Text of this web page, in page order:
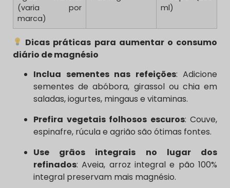
(varia por
marca)
ml)
Dicas práticas para aumentar o consumo
diário de magnésio
Inclua sementes nas refeições: Adicione
sementes de abóbora, girassol ou chia em
saladas, iogurtes, mingaus e vitaminas.
Prefira vegetais folhosos escuros: Couve,
espinafre, rúcula e agrião são ótimas fontes.
Use grãos integrais no lugar dos
refinados: Aveia, arroz integral e pão 100%
integral preservam mais magnésio.